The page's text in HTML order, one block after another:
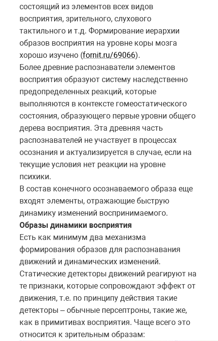
состоящий из элементов всех видов
восприятия, зрительного, слухового
тактильного и т.д. Формирование иерархии
образов восприятия на уровне коры мозга
хорошо изучено (fornit.ru/69066).
Более древние распознаватели элементов
восприятия образуют систему наследственно
предопределенных реакций, которые
выполняются в контексте гомеостатического
состояния, образующего первые уровни общего
дерева восприятия. Эта древняя часть
распознавателей не участвует в процессах
осознания и актуализируется в случае, если на
текущие условия нет реакции на уровне
психики.
В состав конечного осознаваемого образа еще
входят элементы, отражающие быструю
динамику изменений воспринимаемого.
Образы динамики восприятия
Есть как минимум два механизма
формирования образов для распознавания
движений и динамических изменений.
Статические детекторы движений реагируют на
те признаки, которые сопровождают эффект от
движения, т.е. по принципу действия такие
детекторы – обычные персептроны, такие же,
как в примитивах восприятия. Чаще всего это
относится к зрительным образам: